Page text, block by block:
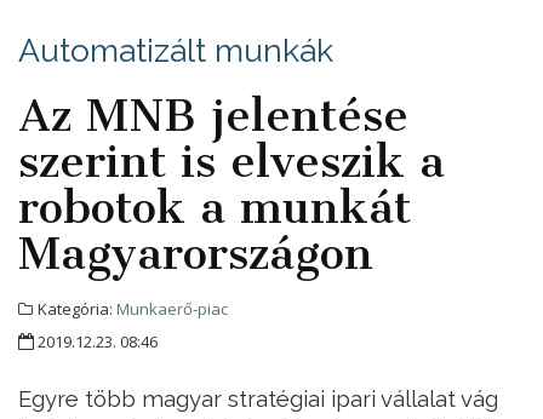
Automatizált munkák
Az MNB jelentése
szerint is elveszik a
robotok a munkát
Magyarországon
Kategória: Munkaerő-piac
2019.12.23. 08:46
Egyre több magyar stratégiai ipari vállalat vág